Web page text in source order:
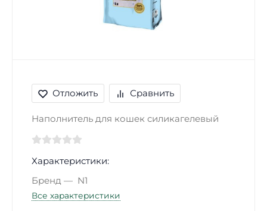
Отложить Сравнить
Наполнитель для кошек силикагелевый
Характеристики:
Бренд
N1
Все характеристики